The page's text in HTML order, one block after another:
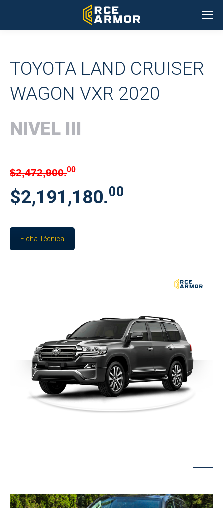
TOYOTA LAND CRUISER
WAGON VXR 2020
NIVEL III
$2,472,900.00
$2,191,180.00
Ficha Técnica